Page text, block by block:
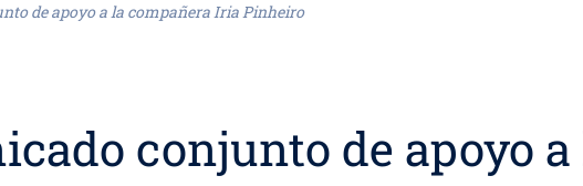
de apoyo a la compañera Iria Pinheiro
conjunto de apoyo a